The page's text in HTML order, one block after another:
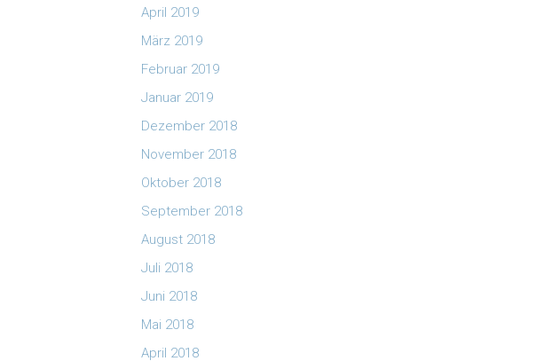
April 2019
März 2019
Februar 2019
Januar 2019
Dezember 2018
November 2018
Oktober 2018
September 2018
August 2018
Juli 2018
Juni 2018
Mai 2018
April 2018